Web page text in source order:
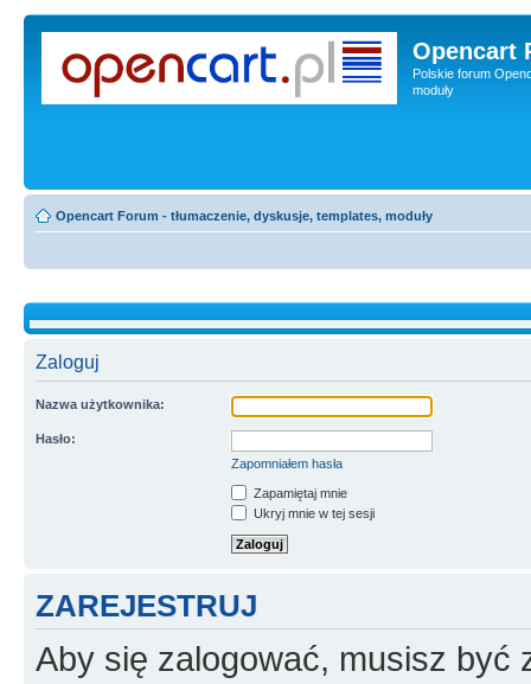
Opencart
Polskie forum
moduły
Opencart Forum - tłumaczenie, dyskusje, templates, moduły
Zaloguj
Nazwa użytkownika:
Hasło:
Zapomniałem hasła
Zapamiętaj mnie
Ukryj mnie w tej sesji
ZAREJESTRUJ
Aby się zalogować, musisz być